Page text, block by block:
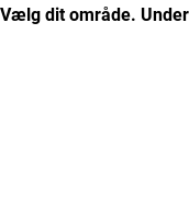
Vælg dit område.